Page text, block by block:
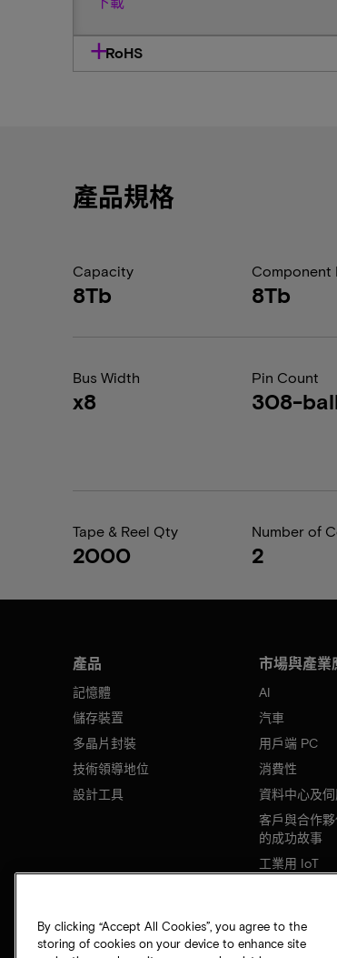
RoHS
產品規格
Capacity
8Tb
Component
8Tb
Bus Width
x8
Pin Count
308-
Tape & Reel Qty
2000
Number of
2
產品
記憶體
儲存裝置
多晶片封裝
技術領導地位
設計工具
市場與產業
AI
汽車
用戶端 PC
消費性
資料中心及
客戶與合作
的成功故事
工業用 IoT
By clicking “Accept All Cookies”, you agree to the
storing of cookies on your device to enhance site